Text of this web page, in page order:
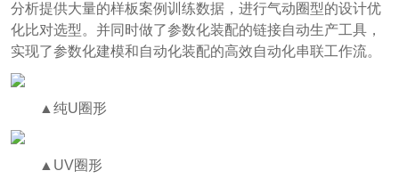
分析提供大量的样板案例训练数据，进行气动圈型的设计优
化比对选型。并同时做了参数化装配的链接自动生产工具，
实现了参数化建模和自动化装配的高效自动化串联工作流。
▲纯U圈形
▲UV圈形